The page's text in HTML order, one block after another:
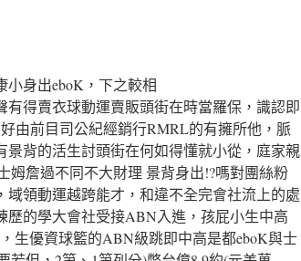
小身出eboK，下之較相
得賣衣球動運賣販頭街在時當羅保，識認即
由前目司公紀經銷行RMRL的有擁所他，脈
背的活生討頭街在何如得懂就小從，庭家親
姆詹過不同不大財理 景背身出!?嗎對團絲粉
領動運越跨能才，和違不全完會社流上的處
的學大會社受接ABN入進，孩屁小生中高
生優資球籃的ABN級跳即中高是都eboK與士